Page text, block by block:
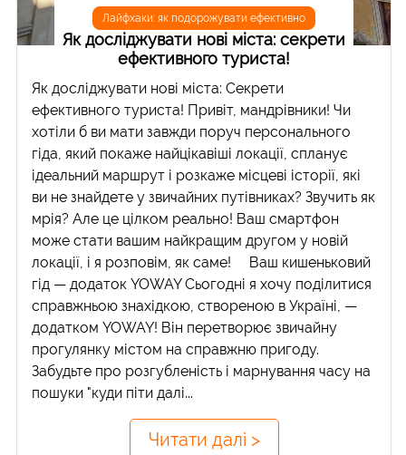
Лайфхаки: як подорожувати ефективно
Як досліджувати нові міста: cекрети
ефективного туриста!
Як досліджувати нові міста: Секрети
ефективного туриста! Привіт, мандрівники! Чи
хотіли б ви мати завжди поруч персонального
гіда, який покаже найцікавіші локації, спланує
ідеальний маршрут і розкаже місцеві історії, які
ви не знайдете у звичайних путівниках? Звучить як
мрія? Але це цілком реально! Ваш смартфон
може стати вашим найкращим другом у новій
локації, і я розповім, як саме! Ваш кишеньковий
гід — додаток YOWAY Сьогодні я хочу поділитися
справжньою знахідкою, створеною в Україні, —
додатком YOWAY! Він перетворює звичайну
прогулянку містом на справжню пригоду.
Забудьте про розгубленість і марнування часу на
пошуки "куди піти далі...
Читати далі >